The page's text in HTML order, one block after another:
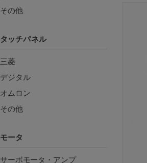
その他
タッチパネル
三菱
デジタル
オムロン
その他
モータ
サーボモータ・アンプ